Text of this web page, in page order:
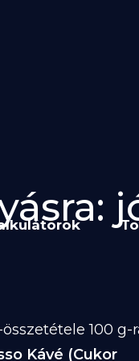
100 g-
Kávé (Cukor